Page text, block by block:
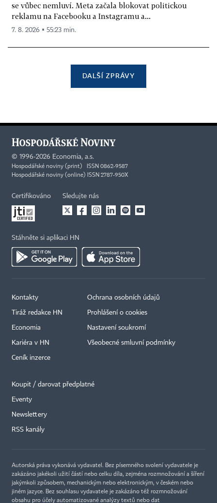
se vůbec nemluví. Meta začala blokovat politickou
reklamu na Facebooku a Instagramu a...
7. 8. 2026 ▪ 55:23 min.
DALŠÍ ZPRÁVY
© 1996-2026 Economia, a.s.
Hospodářské noviny (print) ISSN 0862-9587
Hospodářské noviny (online) ISSN 2787-950X
Certifikováno Sledujte nás
Stáhněte si aplikaci HN
Kontakty
Tiráž redakce HN
Economia
Kariéra v HN
Ceník inzerce
Ochrana osobních údajů
Prohlášení o cookies
Nastavení soukromí
Všeobecné smluvní podmínky
Koupit / darovat předplatné
Eventy
Newslettery
RSS kanály
Autorská práva vykonává vydavatel. Bez písemného svolení vydavatele je
zakázáno jakékoli užití částí nebo celku díla, zejména rozmnožování a šíření
jakýmkoli způsobem, mechanickým nebo elektronickým, v českém nebo
jiném jazyce. Bez souhlasu vydavatele je zakázáno též rozmnožování
obsahu pro účely automatizované analýzy textů nebo dat